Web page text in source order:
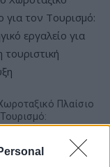
Πλαίσιο
εργαλείο για